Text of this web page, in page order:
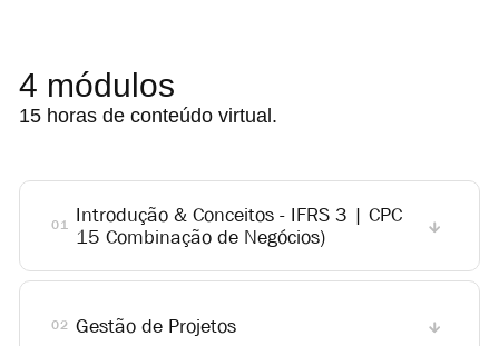
4 módulos
15 horas de conteúdo virtual.
01
Introdução & Conceitos - IFRS 3 | CPC
15 Combinação de Negócios)
02 Gestão de Projetos